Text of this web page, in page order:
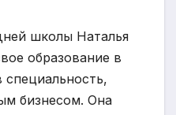
школы Наталья
образование в
бизнесом. Она